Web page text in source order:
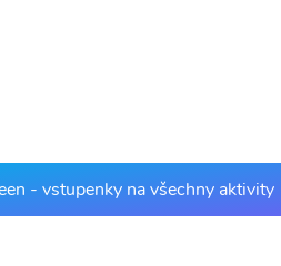
- vstupenky na všechny aktivity